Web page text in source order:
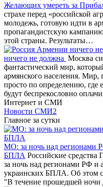
Желающих умереть за
страхе перед «российской
молодежь, готовую идти в
пропагандистскую кампанию
этой страны. Результаты…
ничего не должна Москва
фантастический мир,
армянского населения. Мир,
просто по определению, где
будут беспрекословно
Интернет и СМИ
Новости СМИ2
Главное за сутки
МО: за ночь над регионами
БПЛА Российские
за ночь над регионами РФ и
украинских БПЛА. Об этом
"В течение прошедшей